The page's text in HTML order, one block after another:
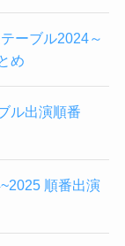
ーブル2024～
め
ル出演順番
順番出演